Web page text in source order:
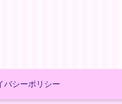
バシーポリシー